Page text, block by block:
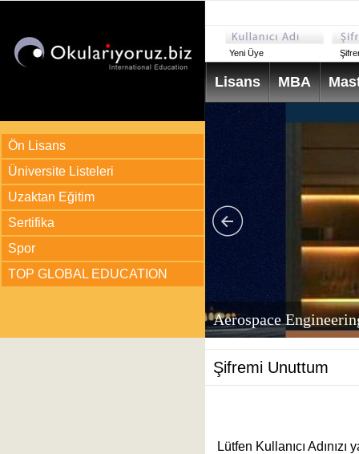
Ön Lisans
Üniversite Listeleri
Uzaktan Eğitim
Sertifika
Spor
TOP GLOBAL EDUCATION
Yeni Üye
Lisans MBA
Aerospace
Şifremi Unuttum
Lütfen Kullanıcı